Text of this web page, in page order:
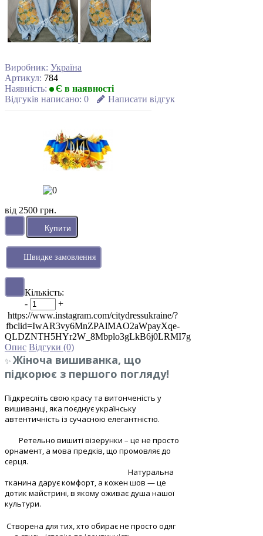
Виробник: Україна
Артикул: 784
Наявність:
Є в наявності
Відгуків написано: 0 Написати відгук
від 2500 грн.
Швидке замовлення
Кількість:
-
+
https://www.instagram.com/citydressukraine/?
fbclid=IwAR3vy6MnZPAlMAO2aWpayXqe-
QLDZNTH5HYr2W_8Mbplo3gLkB6j0LRMI7g
Опис Відгуки (0)
✨ Жіноча вишиванка, що
підкорює з першого погляду!
Підкресліть свою красу та витонченість у
вишиванці, яка поєднує українську
автентичність із сучасною елегантністю.
Ретельно вишиті візерунки – це не просто
орнамент, а мова предків, що промовляє до
серця.
Натуральна
тканина дарує комфорт, а кожен шов — це
дотик майстрині, в якому оживає душа нашої
культури.
Створена для тих, хто обирає не просто одяг